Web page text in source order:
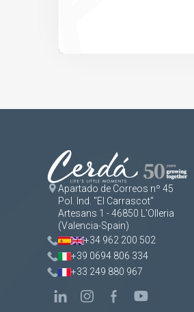
Apartado de Correos nº 45
Pol. Ind. "El Carrascot"
Artesans 1 - 46850 L'Olleria
(Valencia-Spain)
+34 962 200 502
+39 0694 806 334
+33 249 880 967